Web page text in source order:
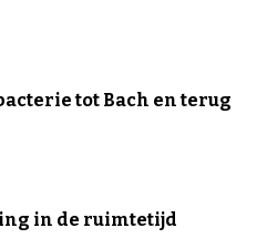
tot Bach en terug
in de ruimtetijd